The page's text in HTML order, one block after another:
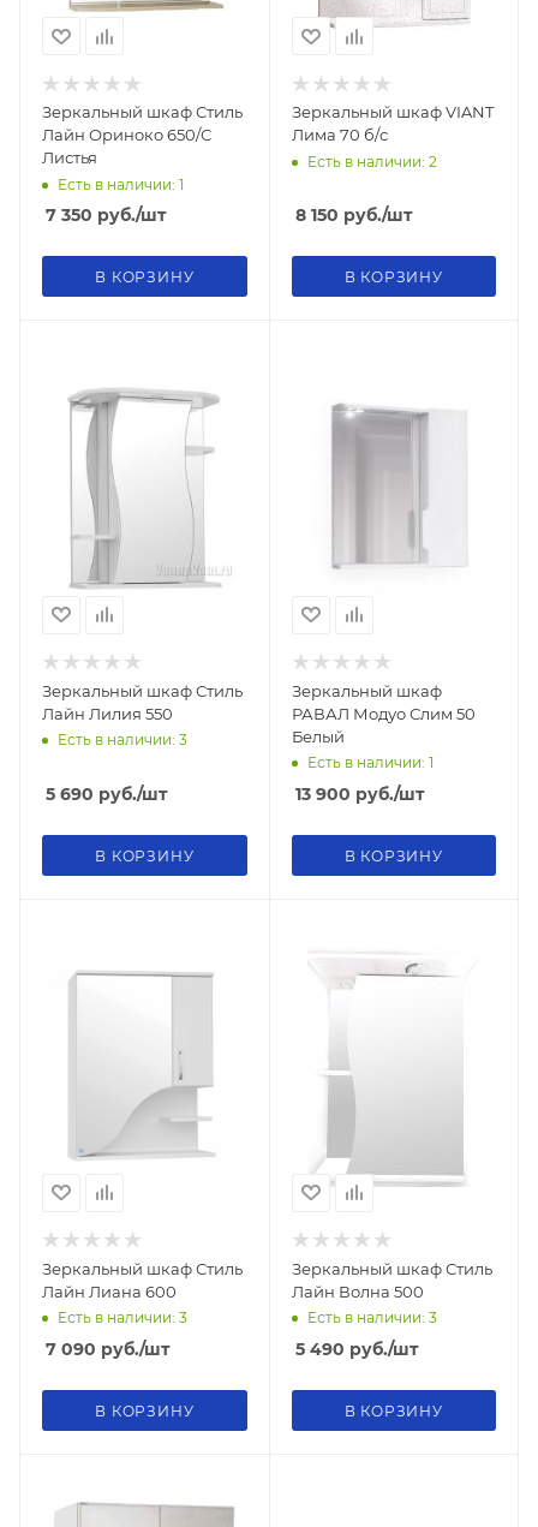
Зеркальный шкаф Стиль
Лайн Ориноко 650/С
Листья
Есть в наличии: 1
7 350 руб./шт
В КОРЗИНУ
Зеркальный шкаф VIANT
Лима 70 б/c
Есть в наличии: 2
8 150 руб./шт
В КОРЗИНУ
Зеркальный шкаф Стиль
Лайн Лилия 550
Есть в наличии: 3
5 690 руб./шт
В КОРЗИНУ
Зеркальный шкаф
РАВАЛ Модуо Слим 50
Белый
Есть в наличии: 1
13 900 руб./шт
В КОРЗИНУ
Зеркальный шкаф Стиль
Лайн Лиана 600
Есть в наличии: 3
7 090 руб./шт
В КОРЗИНУ
Зеркальный шкаф Стиль
Лайн Волна 500
Есть в наличии: 3
5 490 руб./шт
В КОРЗИНУ